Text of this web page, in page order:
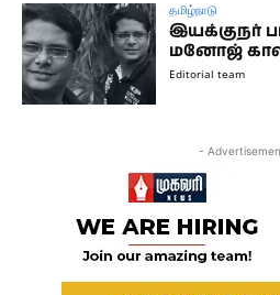
தமிழ்நாடு
இயக்குநர்
மனோஜ்
Editorial team
-